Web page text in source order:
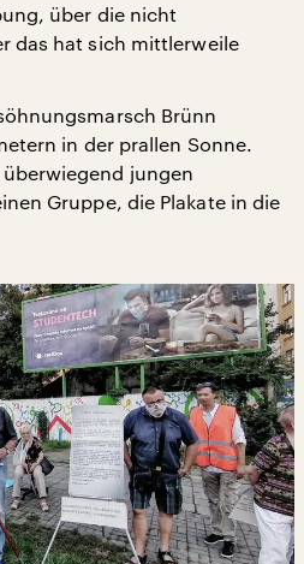
über die nicht
das hat sich mittlerweile
Brünn
in der prallen Sonne.
jungen
Gruppe, die Plakate in die